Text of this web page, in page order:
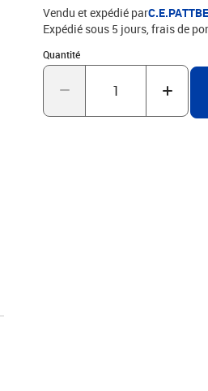
Vendu et expédié par
Expédié sous 5 jours, frais de
Quantité
Quantité : 1